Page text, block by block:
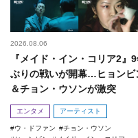
2026.08.06
『メイド・イン・コリア2』
ぶりの戦いが開幕…ヒョンビ
＆チョン・ウソンが激突
エンタメ アーティスト
ウ・ドファン
チョン・ウソン